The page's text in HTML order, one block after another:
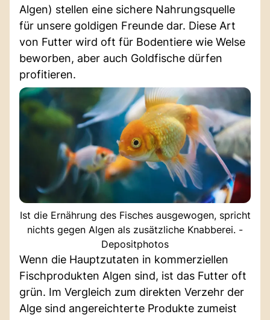
Algen) stellen eine sichere Nahrungsquelle
für unsere goldigen Freunde dar. Diese Art
von Futter wird oft für Bodentiere wie Welse
beworben, aber auch Goldfische dürfen
profitieren.
Ist die Ernährung des Fisches ausgewogen, spricht
nichts gegen Algen als zusätzliche Knabberei. -
Depositphotos
Wenn die Hauptzutaten in kommerziellen
Fischprodukten Algen sind, ist das Futter oft
grün. Im Vergleich zum direkten Verzehr der
Alge sind angereichterte Produkte zumeist